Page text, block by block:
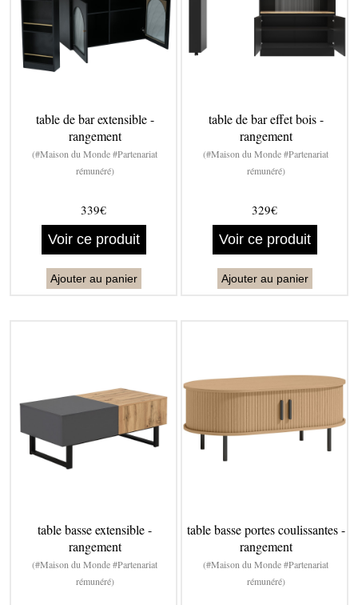
table de bar extensible -
rangement
(#Maison du Monde #Partenariat
rémunéré)
339€
Voir ce produit
Ajouter au panier
table de bar effet bois -
rangement
(#Maison du Monde #Partenariat
rémunéré)
329€
Voir ce produit
Ajouter au panier
table basse extensible -
rangement
(#Maison du Monde #Partenariat
rémunéré)
table basse portes coulissantes -
rangement
(#Maison du Monde #Partenariat
rémunéré)